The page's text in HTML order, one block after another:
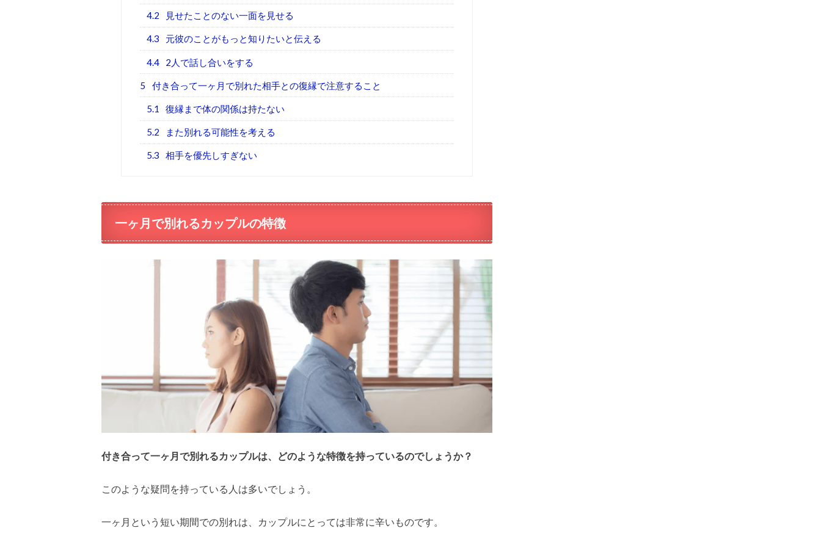
4.2 見せたことのない一面を見せる
4.3 元彼のことがもっと知りたいと伝える
4.4 2人で話し合いをする
5 付き合って一ヶ月で別れた相手との復縁で注意すること
5.1 復縁まで体の関係は持たない
5.2 また別れる可能性を考える
5.3 相手を優先しすぎない
一ヶ月で別れるカップルの特徴
付き合って一ヶ月で別れるカップルは、どのような特徴を持っているのでしょうか？
このような疑問を持っている人は多いでしょう。
一ヶ月という短い期間での別れは、カップルにとっては非常に辛いものです。